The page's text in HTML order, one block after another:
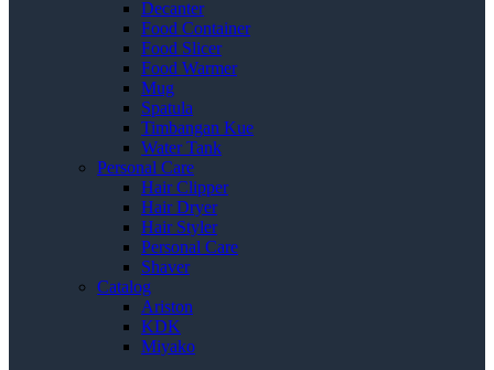
Decanter
Food Container
Food Slicer
Food Warmer
Mug
Spatula
Timbangan Kue
Water Tank
Personal Care
Hair Clipper
Hair Dryer
Hair Styler
Personal Care
Shaver
Catalog
Ariston
KDK
Miyako